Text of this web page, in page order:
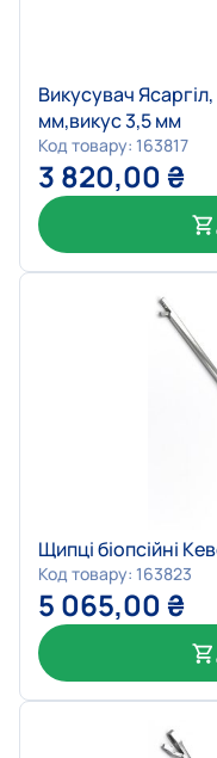
Викусувач
мм,викус 3,5 мм
Код товару: 163817
3 820,00 ₴
Щипці біопсійні
Код товару: 163823
5 065,00 ₴